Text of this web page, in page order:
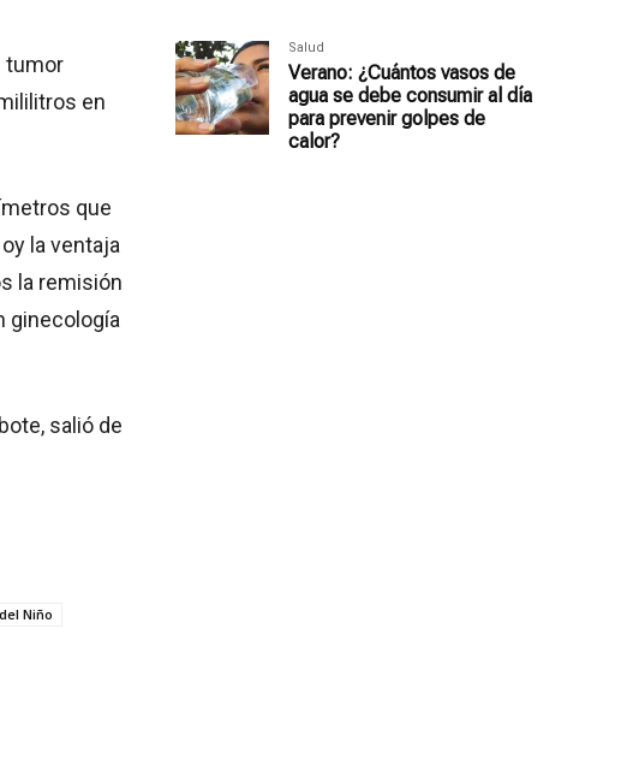
tumor
en
que
la ventaja
la remisión
ginecología
salió de
Niño
Salud
Verano: ¿Cuántos vasos de
agua se debe consumir al día
para prevenir golpes de
calor?